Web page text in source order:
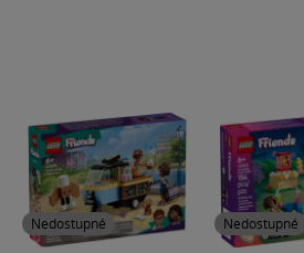
Nedostupné Nedostupné